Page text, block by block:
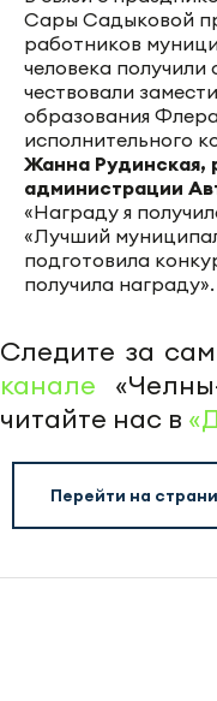
Сары Садыковой
работников
человека
чествовали
образования
исполнительного
Жанна Рудинская,
администрации
«Награду я
«Лучший
подготовила
получила награду».
Следите за
канале
читайте нас в
Перейти на